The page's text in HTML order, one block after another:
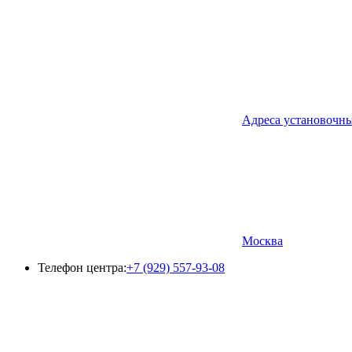
Адреса
Москва
Телефон центра:+7 (929) 557-93-08